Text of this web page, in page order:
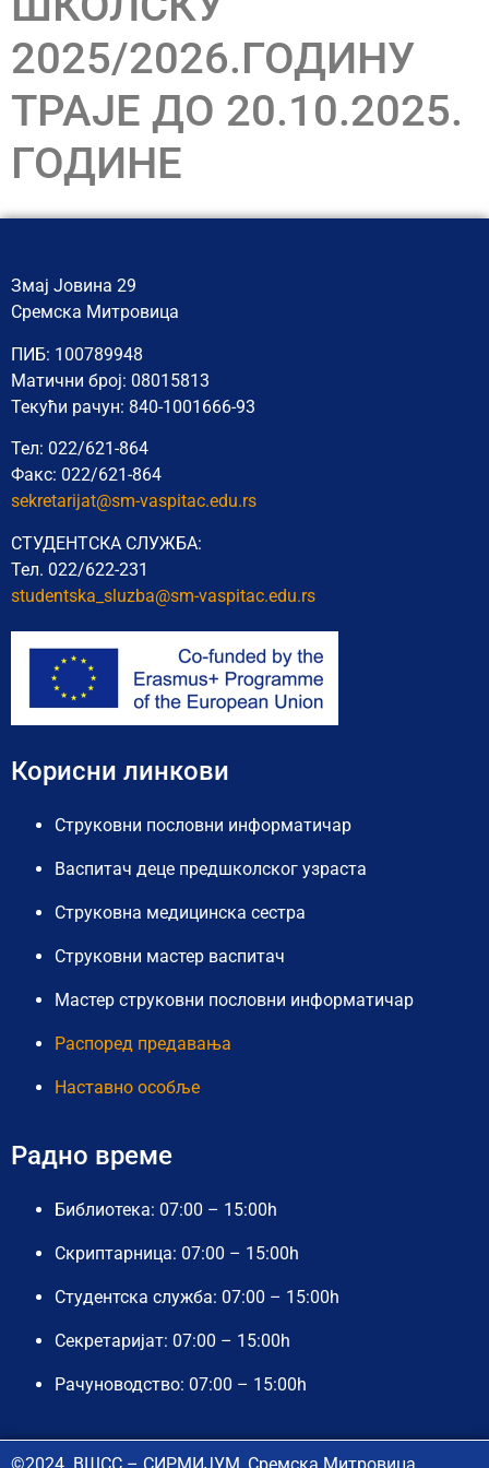
2025/2026.ГОДИНУ
ТРАЈЕ ДО 20.10.2025.
ГОДИНЕ
Змај Јовина 29
Сремска Митровица
ПИБ: 100789948
Матични број: 08015813
Текући рачун: 840-1001666-93
Тел: 022/621-864
Факс: 022/621-864
sekretarijat@sm-vaspitac.edu.rs
СТУДЕНТСКА СЛУЖБА:
Тел. 022/622-231
studentska_sluzba@sm-vaspitac.edu.rs
Корисни линкови
Струковни пословни информатичар
Васпитач деце предшколског узраста
Струковна медицинска сестра
Струковни мастер васпитач
Мастер струковни пословни информатичар
Распоред предавања
Наставно особље
Радно време
Библиотека: 07:00 – 15:00h
Скриптарница: 07:00 – 15:00h
Студентска служба: 07:00 – 15:00h
Секретаријат: 07:00 – 15:00h
Рачуноводство: 07:00 – 15:00h
©2024. ВШСС – СИРМИЈУМ, Сремска Митровица